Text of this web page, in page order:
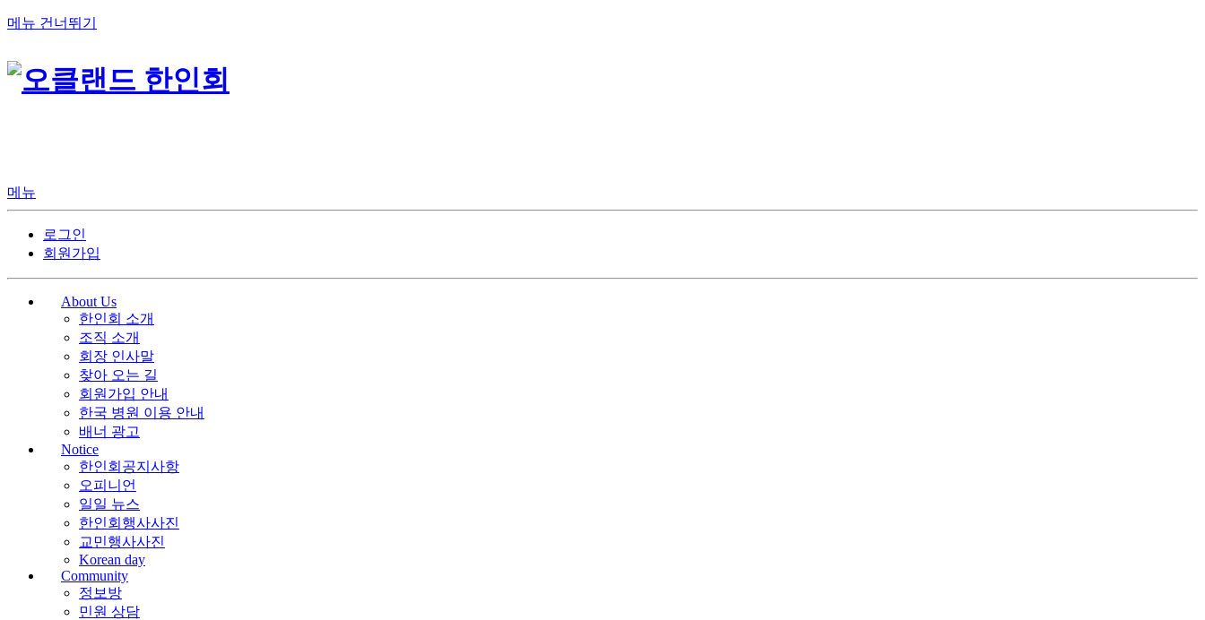
메뉴 건너뛰기
메뉴
로그인
회원가입
About Us
한인회 소개
조직 소개
회장 인사말
찾아 오는 길
회원가입 안내
한국 병원 이용 안내
배너 광고
Notice
한인회공지사항
오피니언
일일 뉴스
한인회행사사진
교민행사사진
Korean day
Community
정보방
민원 상담